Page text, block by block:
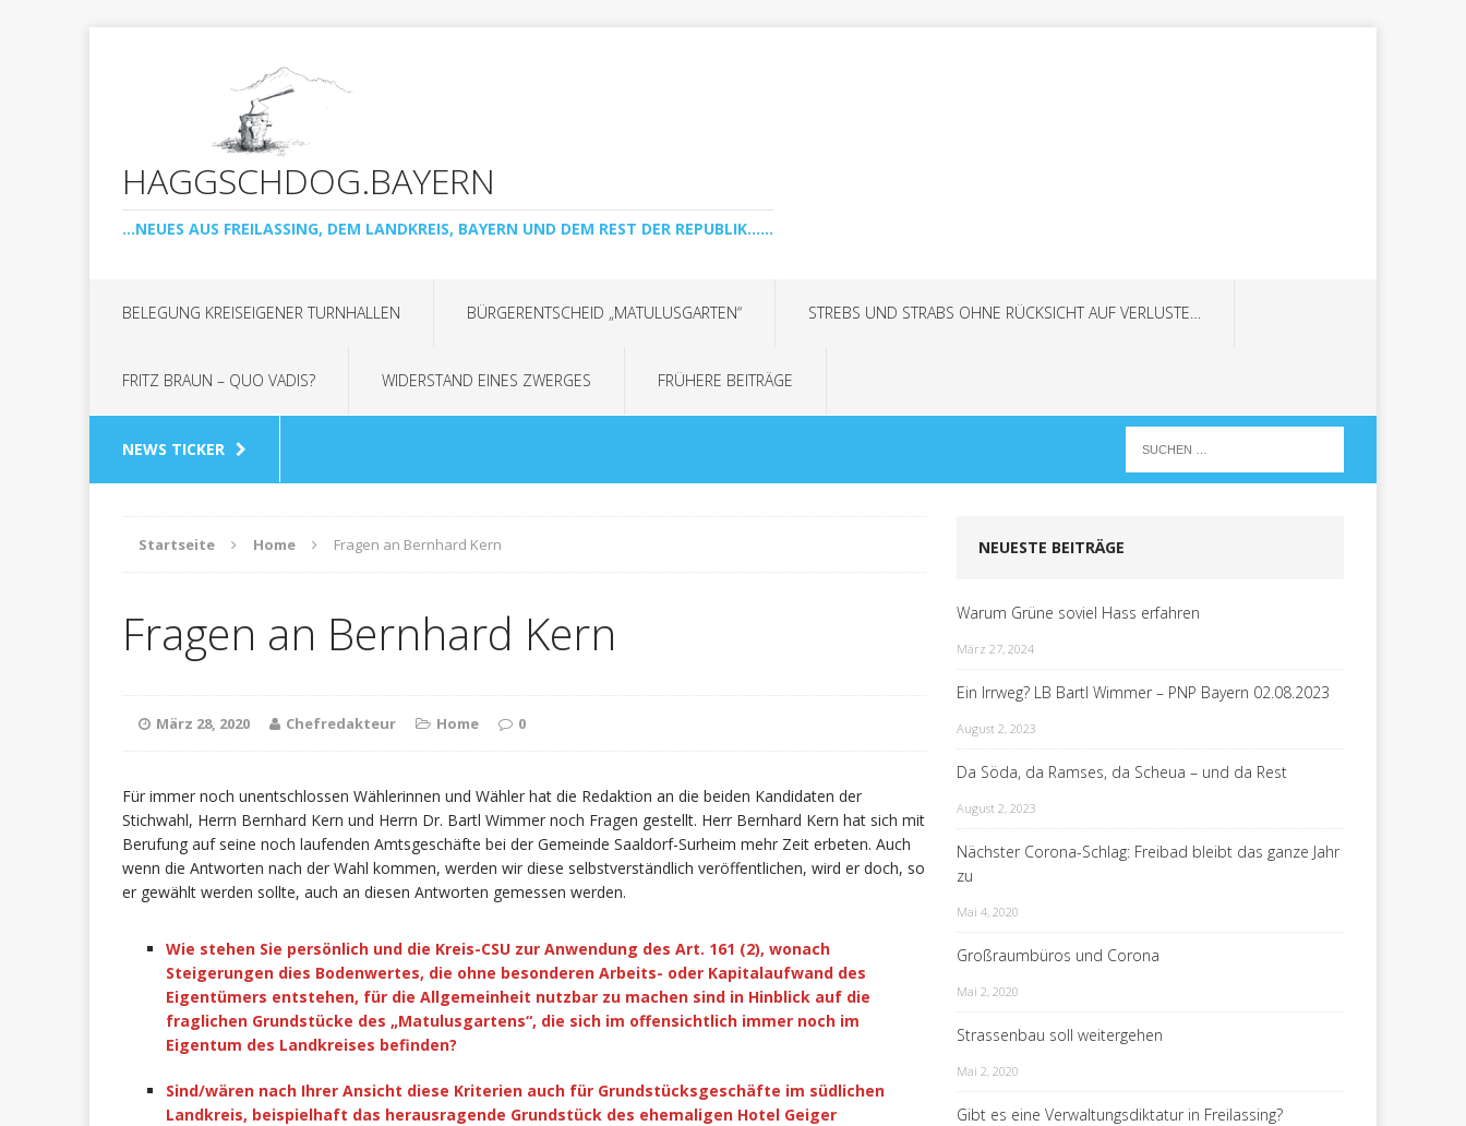
HAGGSCHDOG.BAYERN
...NEUES AUS FREILASSING, DEM LANDKREIS, BAYERN UND DEM REST DER REPUBLIK......
BELEGUNG KREISEIGENER TURNHALLEN BÜRGERENTSCHEID „MATULUSGARTEN“ STREBS UND STRABS OHNE RÜCKSICHT AUF VERLUSTE…
FRITZ BRAUN – QUO VADIS? WIDERSTAND EINES ZWERGES FRÜHERE BEITRÄGE
NEWS TICKER
Startseite Home Fragen an Bernhard Kern
Fragen an Bernhard Kern
März 28, 2020 Chefredakteur Home 0
Für immer noch unentschlossen Wählerinnen und Wähler hat die Redaktion an die beiden Kandidaten der
Stichwahl, Herrn Bernhard Kern und Herrn Dr. Bartl Wimmer noch Fragen gestellt. Herr Bernhard Kern hat sich mit
Berufung auf seine noch laufenden Amtsgeschäfte bei der Gemeinde Saaldorf-Surheim mehr Zeit erbeten. Auch
wenn die Antworten nach der Wahl kommen, werden wir diese selbstverständlich veröffentlichen, wird er doch, so
er gewählt werden sollte, auch an diesen Antworten gemessen werden.
Wie stehen Sie persönlich und die Kreis-CSU zur Anwendung des Art. 161 (2), wonach
Steigerungen dies Bodenwertes, die ohne besonderen Arbeits- oder Kapitalaufwand des
Eigentümers entstehen, für die Allgemeinheit nutzbar zu machen sind in Hinblick auf die
fraglichen Grundstücke des „Matulusgartens“, die sich im offensichtlich immer noch im
Eigentum des Landkreises befinden?
Sind/wären nach Ihrer Ansicht diese Kriterien auch für Grundstücksgeschäfte im südlichen
Landkreis, beispielhaft das herausragende Grundstück des ehemaligen Hotel Geiger
NEUESTE BEITRÄGE
Warum Grüne soviel Hass erfahren
März 27, 2024
Ein Irrweg? LB Bartl Wimmer – PNP Bayern 02.08.2023
August 2, 2023
Da Söda, da Ramses, da Scheua – und da Rest
August 2, 2023
Nächster Corona-Schlag: Freibad bleibt das ganze Jahr
zu
Mai 4, 2020
Großraumbüros und Corona
Mai 2, 2020
Strassenbau soll weitergehen
Mai 2, 2020
Gibt es eine Verwaltungsdiktatur in Freilassing?